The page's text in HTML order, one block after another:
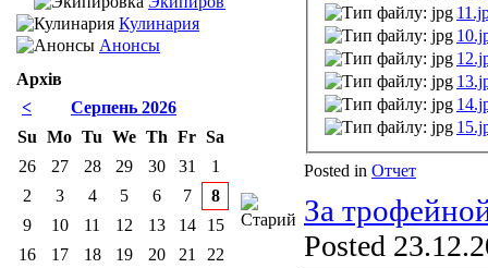
Posted in Отчет
За
Posted
Кулинария
Анонсы
Архів
<
Серпень 2026
Su Mo Tu We Th Fr Sa
26
27 28 29 30 31
1
2
3 4 5 6 7
8
9
10 11 12 13 14
15
16
17 18 19 20 21
22